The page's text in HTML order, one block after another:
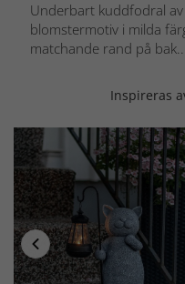
Underbart kuddfodral
blomstermotiv i milda
matchande rand på bak...
Inspireras